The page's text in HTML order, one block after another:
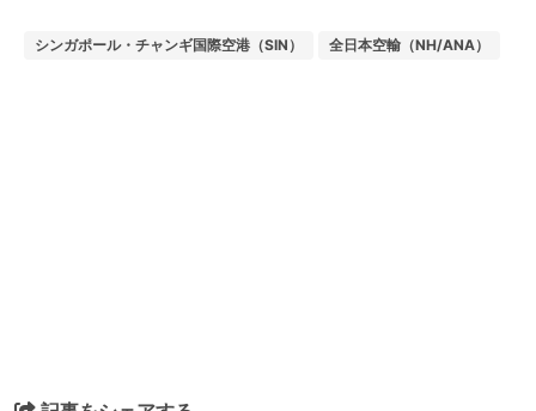
シンガポール・チャンギ国際空港（SIN） 全日本空輸（NH/ANA）